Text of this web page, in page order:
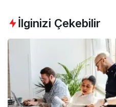
İlginizi Çekebilir